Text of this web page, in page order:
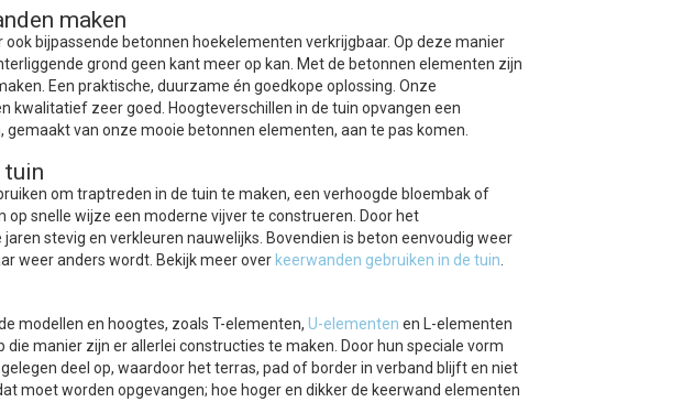
maken
bijpassende betonnen hoekelementen verkrijgbaar. Op deze manier
grond geen kant meer op kan. Met de betonnen elementen zijn
Een praktische, duurzame én goedkope oplossing. Onze
kwalitatief zeer goed. Hoogteverschillen in de tuin opvangen een
van onze mooie betonnen elementen, aan te pas komen.
tuin
om traptreden in de tuin te maken, een verhoogde bloembak of
snelle wijze een moderne vijver te construeren. Door het
stevig en verkleuren nauwelijks. Bovendien is beton eenvoudig weer
weer anders wordt. Bekijk meer overkeerwanden gebruiken in de tuin
modellen en hoogtes, zoals T-elementen, U-elementen en L-elementen
manier zijn er allerlei constructies te maken. Door hun speciale vorm
deel op, waardoor het terras, pad of border in verband blijft en niet
moet worden opgevangen; hoe hoger en dikker de keerwand elementen